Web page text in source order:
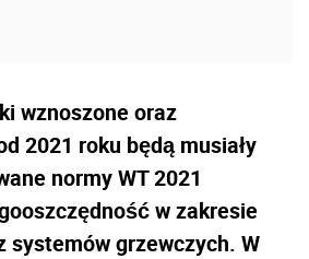
wznoszone oraz
2021 roku będą musiały
normy WT 2021
w zakresie
systemów grzewczych. W